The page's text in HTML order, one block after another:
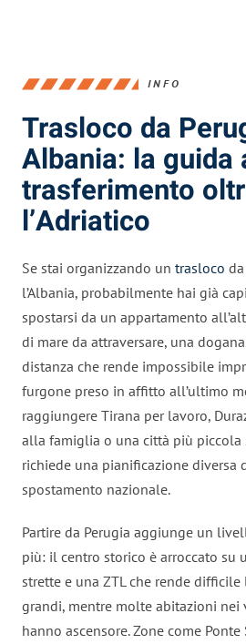
INFO
Trasloco da
Albania: la guida
trasferimento
l’Adriatico
Se stai organizzando un trasloco
l’Albania, probabilmente hai già
spostarsi da un appartamento
di mare da attraversare, una
distanza che rende impossibile
furgone preso in affitto all’ultimo
raggiungere Tirana per lavoro,
alla famiglia o una città più piccola
richiede una pianificazione diversa
spostamento nazionale.
Partire da Perugia aggiunge un
più: il centro storico è arroccato su
strette e una ZTL che rende difficile
grandi, mentre molte abitazioni
hanno ascensore. Zone come